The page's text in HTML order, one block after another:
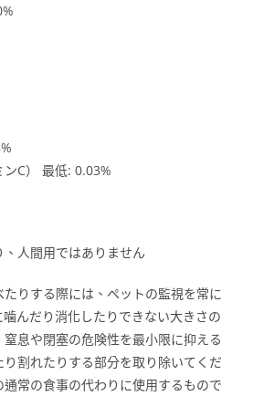
C） 最低: 0.03%
人間用ではありません
りする際には、ペットの監視を常に
んだり消化したりできない大きさの
息や閉塞の危険性を最小限に抑える
割れたりする部分を取り除いてくだ
常の食事の代わりに使用するもので